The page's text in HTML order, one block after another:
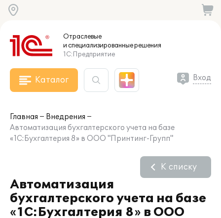
Отраслевые
и специализированныерешения
1С:Предприятие
Каталог Вход
Главная
Внедрения
Автоматизация бухгалтерского учета на базе
«1С:Бухгалтерия 8» в ООО "Принтинг-Групп"
Автоматизация
бухгалтерского учета на базе
«1С:Бухгалтерия 8» в ООО
К списку